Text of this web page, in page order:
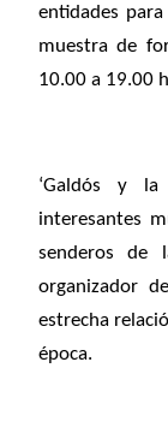
entidades
muestra de
10.00 a 19.00
‘Galdós y
interesantes
senderos de
organizador
estrecha
época.